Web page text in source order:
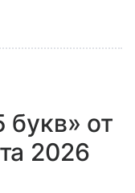
букв» от
2026